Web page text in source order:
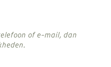
of e-mail, dan